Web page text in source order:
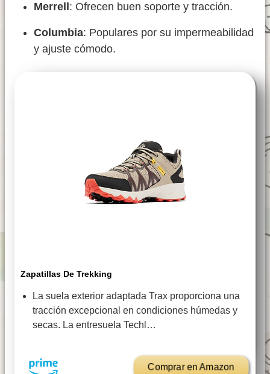
Merrell : Ofrecen buen soporte y tracción.
Columbia: Populares por su impermeabilidad
y ajuste cómodo.
Zapatillas De Trekking
La suela exterior adaptada Trax proporciona una
tracción excepcional en condiciones húmedas y
secas. La entresuela Techl…
Comprar en Amazon